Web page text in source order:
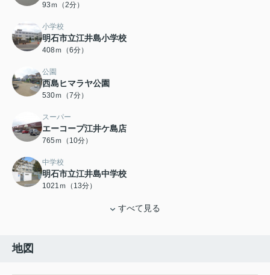
93ｍ（2分）
小学校
明石市立江井島小学校
408ｍ（6分）
公園
西島ヒマラヤ公園
530ｍ（7分）
スーパー
エーコープ江井ケ島店
765ｍ（10分）
中学校
明石市立江井島中学校
1021ｍ（13分）
すべて見る
地図